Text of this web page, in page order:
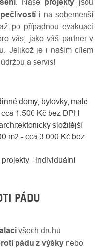
. Naše projekty jsou
i na sebemenší
po případnou evakuaci
vás, jako váš partner v
Jelikož je i naším cílem
a servis!
domy, bytovky, malé
1.500 Kč bez DPH
složitější
m2 - cca 3.000 Kč bez
- individuální
PÁDU
všech druhů
pádu z výšky nebo